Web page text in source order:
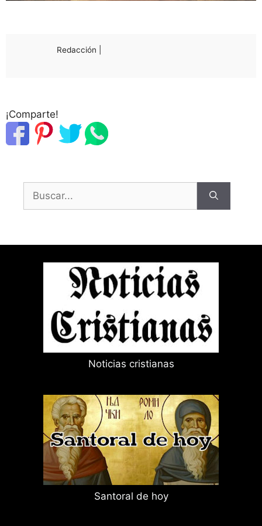
Redacción |
¡Comparte!
Noticias cristianas
Santoral de hoy